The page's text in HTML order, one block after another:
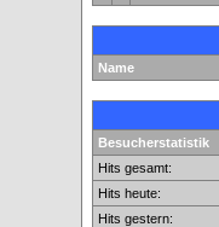
Name
Besucherstatistik
Hits gesamt:
Hits heute:
Hits gestern: